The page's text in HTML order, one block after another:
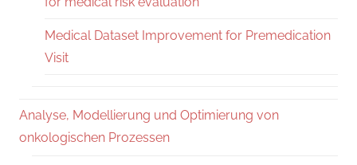
Medical Dataset Improvement for Premedication
Visit
Analyse, Modellierung und Optimierung von
onkologischen Prozessen